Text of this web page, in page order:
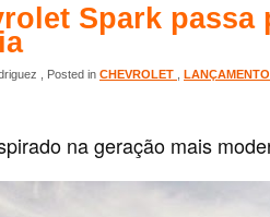
Spark passa
, Posted in CHEVROLET
na geração mais